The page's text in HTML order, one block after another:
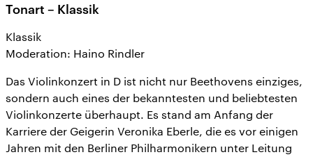
Tonart – Klassik
Klassik
Moderation: Haino Rindler
Das Violinkonzert in D ist nicht nur Beethovens einziges,
sondern auch eines der bekanntesten und beliebtesten
Violinkonzerte überhaupt. Es stand am Anfang der
Karriere der Geigerin Veronika Eberle, die es vor einigen
Jahren mit den Berliner Philharmonikern unter Leitung